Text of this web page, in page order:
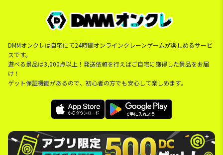
DMMオンクレは自宅にて24時間オンラインクレーンゲームが楽しめるサービ
スです。
遊べる景品は3,000点以上！発送依頼を行えばご自宅に獲得した景品をお届
け！
ゲット保証機能があるので、初心者の方でも安心して楽しめます。